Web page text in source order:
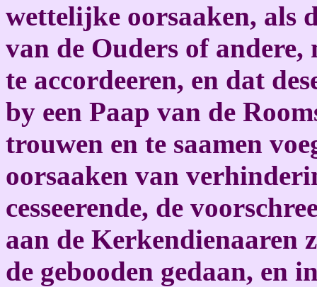
wettelijke oorsaaken, als
van de Ouders of andere,
te accordeeren, en dat
by een Paap van de
trouwen en te saamen
oorsaaken van
cesseerende, de
aan de Kerkendienaaren
de gebooden gedaan, en